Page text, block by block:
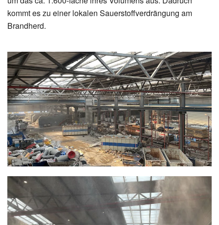
kommt es zu einer lokalen Sauerstoffverdrängung am
Brandherd.